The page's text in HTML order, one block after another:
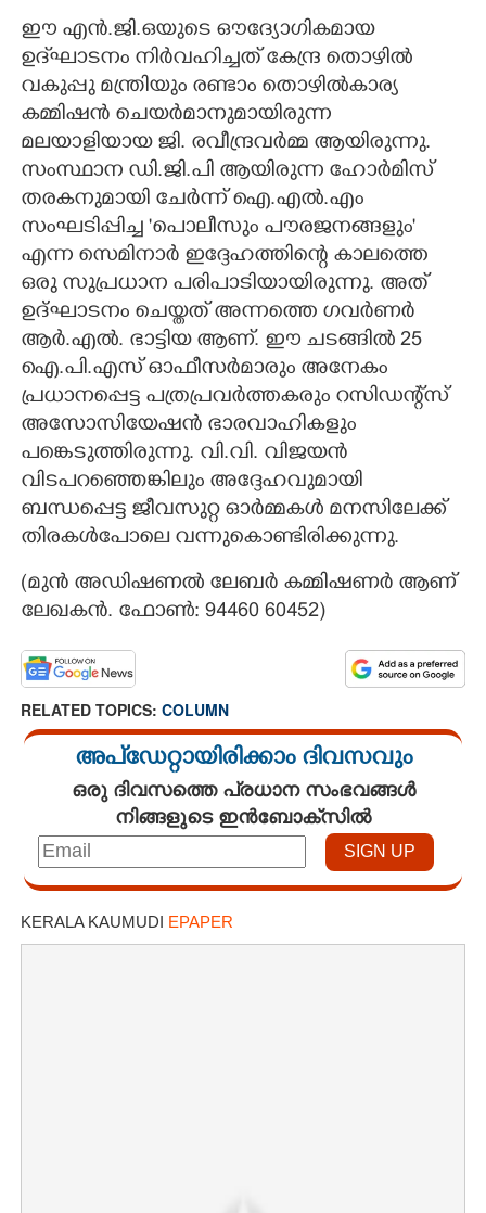
ഈ എൻ.ജി.ഒയുടെ ഔദ്യോഗികമായ
ഉദ്‌ഘാടനം നിർവഹിച്ചത് കേന്ദ്ര തൊഴിൽ
വകുപ്പു മന്ത്രിയും രണ്ടാം തൊഴിൽകാര്യ
കമ്മിഷൻ ചെയർമാനുമായിരുന്ന
മലയാളിയായ ജി. രവീന്ദ്രവർമ്മ ആയിരുന്നു.
സംസ്ഥാന ഡി.ജി.പി ആയിരുന്ന ഹോർമിസ്
തരകനുമായി ചേർന്ന് ഐ.എൽ.എം
സംഘടിപ്പിച്ച 'പൊലീസും പൗരജനങ്ങളും"
എന്ന സെമിനാർ ഇദ്ദേഹത്തിന്റെ കാലത്തെ
ഒരു സുപ്രധാന പരിപാടിയായിരുന്നു. അത്
ഉദ്ഘാടനം ചെയ്തത് അന്നത്തെ ഗവർണർ
ആർ.എൽ. ഭാട്ടിയ ആണ്. ഈ ചടങ്ങിൽ 25
ഐ.പി.എസ് ഓഫീസർമാരും അനേകം
പ്രധാനപ്പെട്ട പത്രപ്രവർത്തകരും റസിഡന്റ്‌സ്
അസോസിയേഷൻ ഭാരവാഹികളും
പങ്കെടുത്തിരുന്നു. വി.വി. വിജയൻ
വിടപറഞ്ഞെങ്കിലും അദ്ദേഹവുമായി
ബന്ധപ്പെട്ട ജീവസുറ്റ ഓർമ്മകൾ മനസിലേക്ക്
തിരകൾപോലെ വന്നുകൊണ്ടിരിക്കുന്നു.
(മുൻ അഡിഷണൽ ലേബർ കമ്മിഷണർ ആണ്
ലേഖകൻ. ഫോൺ: 94460 60452)​
RELATED TOPICS: COLUMN
അപ്ഡേറ്റായിരിക്കാം ദിവസവും
ഒരു ദിവസത്തെ പ്രധാന സംഭവങ്ങൾ
നിങ്ങളുടെ ഇൻബോക്സിൽ
KERALA KAUMUDI EPAPER